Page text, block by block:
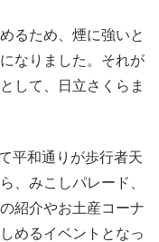
るため、煙に強いと
なりました。それが
して、日立さくらま
平和通りが歩行者天
、みこしパレード、
紹介やお土産コーナ
めるイベントとなっ